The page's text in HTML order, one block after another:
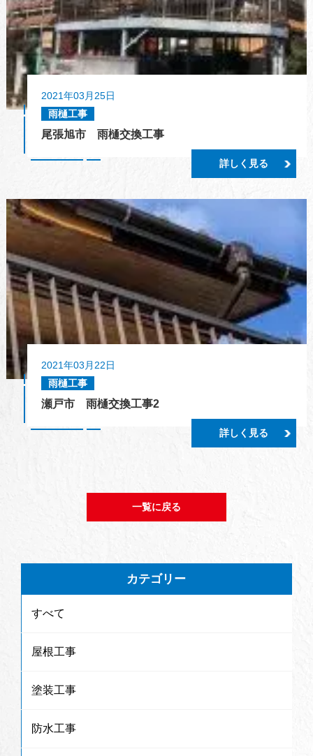
2021年03月25日
雨樋工事
尾張旭市 雨樋交換工事
詳しく見る
2021年03月22日
雨樋工事
瀬戸市 雨樋交換工事2
詳しく見る
一覧に戻る
カテゴリー
すべて
屋根工事
塗装工事
防水工事